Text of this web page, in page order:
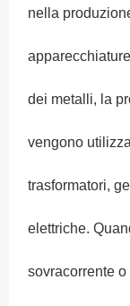
nella
dei metalli, la
vengono
trasformatori,
elettriche.
sovracorrente